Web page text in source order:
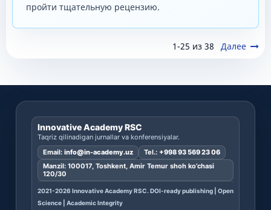
пройти тщательную рецензию.
1-25 из 38 Далее
Innovative Academy RSC
Taqriz qilinadigan jurnallar va konferensiyalar.
Email: info@in-academy.uz Tel.: +998 93 569 23 06
Manzil: 100017, Toshkent, Amir Temur shoh ko’chasi
120/30
2021-2026 Innovative Academy RSC. DOI-ready publishing | Open
Science | Academic Integrity